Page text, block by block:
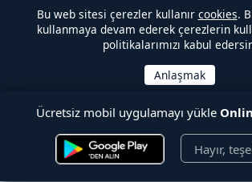
Bu web sitesi çerezler kullanır cookies.
kullanmaya devam ederek çerezlerin
politikalarımızı kabul
Ücretsiz mobil uygulamayı yükle
Hayır,